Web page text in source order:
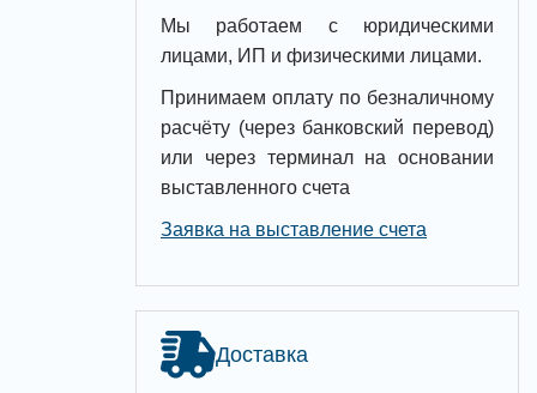
Мы работаем с юридическими
лицами, ИП и физическими лицами.
Принимаем оплату по безналичному
расчёту (через банковский перевод)
или через терминал на основании
выставленного счета
Заявка на выставление счета
Доставка